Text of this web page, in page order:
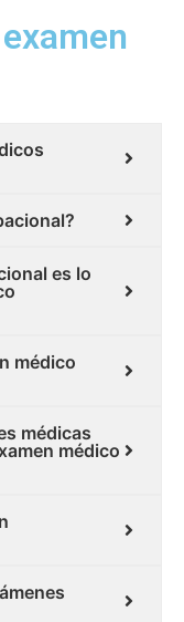
es lo
médico
médicas
médico